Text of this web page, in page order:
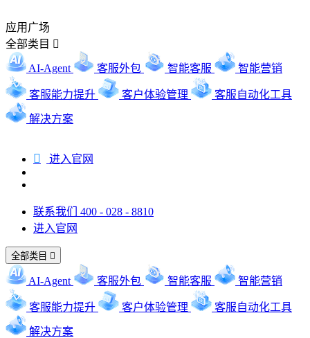
应用广场
全部类目 
AI-Agent 客服外包 智能客服 智能营销
客服能力提升 客户体验管理 客服自动化工具
解决方案
 进入官网
联系我们 400 - 028 - 8810
进入官网
全部类目 
AI-Agent 客服外包 智能客服 智能营销
客服能力提升 客户体验管理 客服自动化工具
解决方案